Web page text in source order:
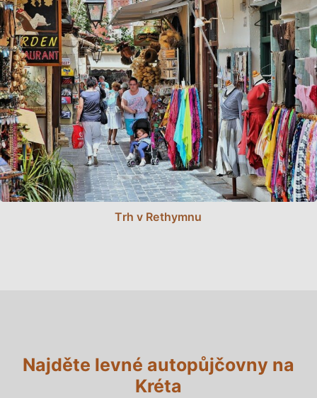
Trh v Rethymnu
Najděte levné autopůjčovny na
Kréta